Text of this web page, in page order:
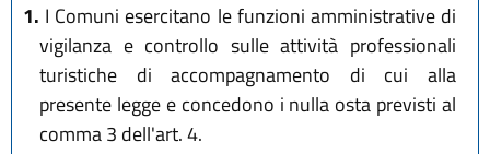
1. I Comuni esercitano le funzioni amministrative di
vigilanza e controllo sulle attività professionali
turistiche di accompagnamento di cui alla
presente legge e concedono i nulla osta previsti al
comma 3 dell'art. 4.